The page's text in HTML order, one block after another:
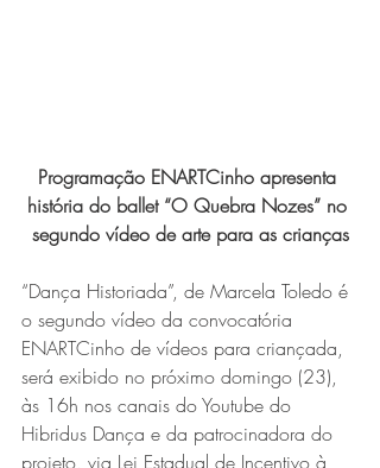
Programação ENARTCinho apresenta
história do ballet “O Quebra Nozes” no
segundo vídeo de arte para as crianças
“Dança Historiada”, de Marcela Toledo é
o segundo vídeo da convocatória
ENARTCinho de vídeos para criançada,
será exibido no próximo domingo (23),
às 16h nos canais do Youtube do
Hibridus Dança e da patrocinadora do
projeto, via Lei Estadual de Incentivo à